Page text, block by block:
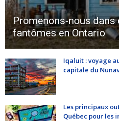
Promenons-nous
fantômes en Ontario
Iqaluit : voyage
capitale du
Les principaux
Québec pour les